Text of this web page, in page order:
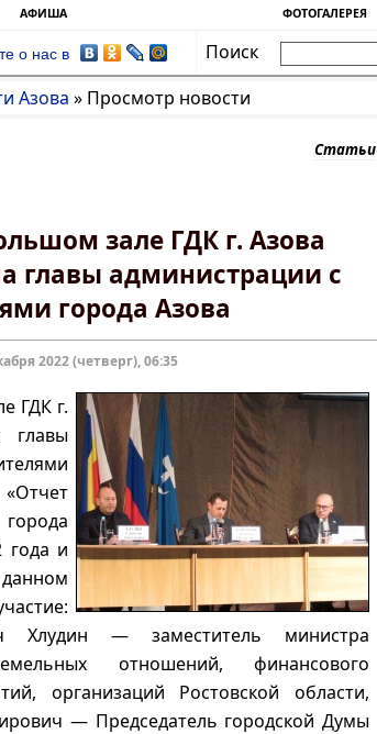
АФИША ФОТОГАЛЕРЕЯ
о нас в
Поиск
Азова » Просмотр новости
Статьи
зале ГДК г. Азова
главы администрации с
города Азова
2022 (четверг), 06:35
ГДК г.
главы
года и
Хлудин — заместитель министра
отношений, финансового
организаций Ростовской области,
— Председатель городской Думы